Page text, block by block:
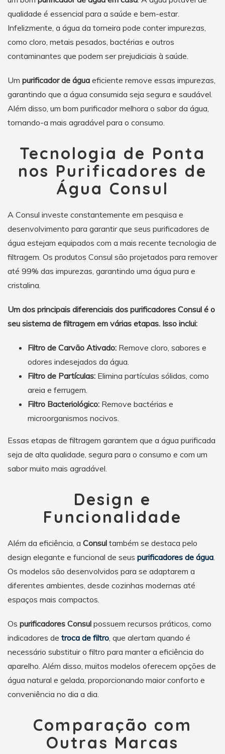
qualidade é essencial para a saúde e bem-estar.
Infelizmente, a água da torneira pode conter impurezas,
como cloro, metais pesados, bactérias e outros
contaminantes que podem ser prejudiciais à saúde.
Um purificador de água eficiente remove essas impurezas,
garantindo que a água consumida seja segura e saudável.
Além disso, um bom purificador melhora o sabor da água,
tornando-a mais agradável para o consumo.
Tecnologia de Ponta
nos Purificadores de
Água Consul
A Consul investe constantemente em pesquisa e
desenvolvimento para garantir que seus purificadores de
água estejam equipados com a mais recente tecnologia de
filtragem. Os produtos Consul são projetados para remover
até 99% das impurezas, garantindo uma água pura e
cristalina.
Um dos principais diferenciais dos purificadores Consul é o
seu sistema de filtragem em várias etapas. Isso inclui:
Filtro de Carvão Ativado: Remove cloro, sabores e
odores indesejados da água.
Filtro de Partículas: Elimina partículas sólidas, como
areia e ferrugem.
Filtro Bacteriológico: Remove bactérias e
microorganismos nocivos.
Essas etapas de filtragem garantem que a água purificada
seja de alta qualidade, segura para o consumo e com um
sabor muito mais agradável.
Design e
Funcionalidade
Além da eficiência, a Consul também se destaca pelo
design elegante e funcional de seus purificadores de água
Os modelos são desenvolvidos para se adaptarem a
diferentes ambientes, desde cozinhas modernas até
espaços mais compactos.
Os purificadores Consul possuem recursos práticos, como
indicadores de troca de filtro , que alertam quando é
necessário substituir o filtro para manter a eficiência do
aparelho. Além disso, muitos modelos oferecem opções de
água natural e gelada, proporcionando maior conforto e
conveniência no dia a dia.
Comparação com
Outras Marcas